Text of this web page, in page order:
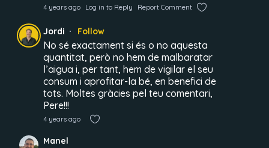
4 years ago Log in to Reply Report Comment
Jordi Follow
No sé exactament si és o no aquesta
quantitat, però no hem de malbaratar
l’aigua i, per tant, hem de vigilar el seu
consum i aprofitar-la bé, en benefici de
tots. Moltes gràcies pel teu comentari,
Pere!!!
4 years ago
Manel